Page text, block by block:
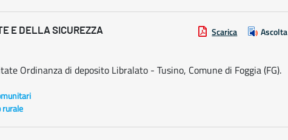
E DELLA SICUREZZA
Scarica Ascolta
Ordinanza di deposito Libralato - Tusino, Comune di Foggia (FG).
rurale